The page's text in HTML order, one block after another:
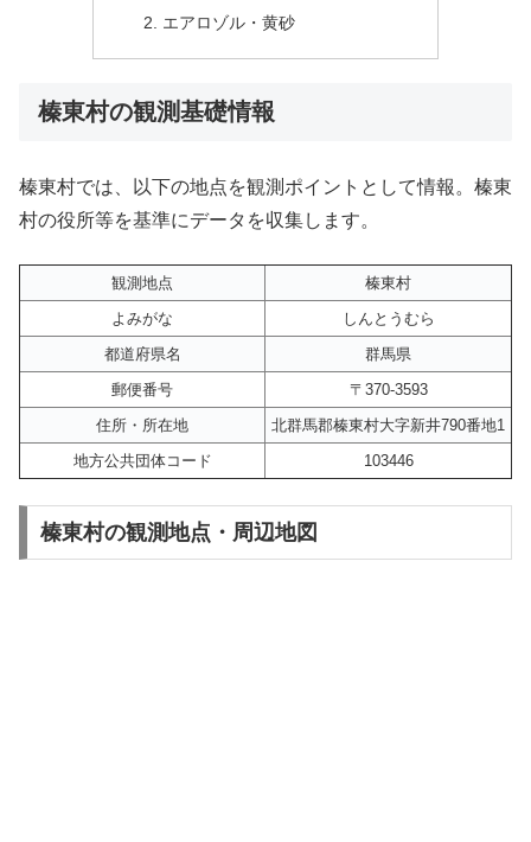
エアロゾル・黄砂
榛東村の観測基礎情報
榛東村では、以下の地点を観測ポイントとして情報。榛東
村の役所等を基準にデータを収集します。
観測地点
榛東村
よみがな
しんとうむら
都道府県名
群馬県
郵便番号
〒370-3593
住所・所在地
北群馬郡榛東村大字新井790番地1
地方公共団体コード
103446
榛東村の観測地点・周辺地図